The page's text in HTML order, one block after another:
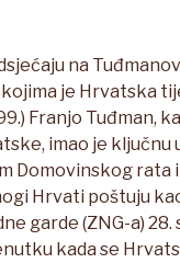
na
je Hrvatska
Franjo Tuđman,
imao je ključnu
Domovinskog rata
Hrvati poštuju
garde (ZNG-a) 28.
kada se